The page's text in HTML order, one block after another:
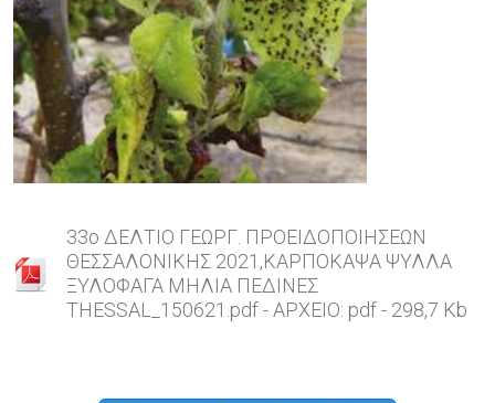
33o ΔΕΛΤΙΟ ΓΕΩΡΓ. ΠΡΟΕΙΔΟΠΟΙΗΣΕΩΝ
ΘΕΣΣΑΛΟΝΙΚΗΣ 2021,ΚΑΡΠΟΚΑΨΑ ΨΥΛΛΑ
ΞΥΛΟΦΑΓΑ ΜΗΛΙΑ ΠΕΔΙΝΕΣ
THESSAL_150621.pdf - ΑΡΧΕΙΟ: pdf - 298,7 Kb